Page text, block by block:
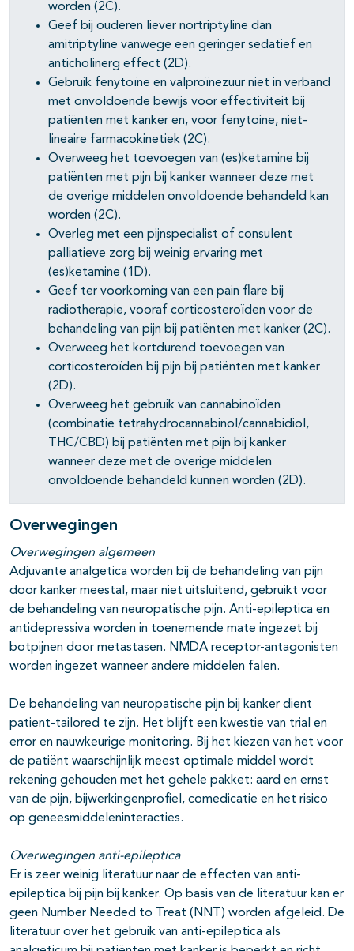
worden (2C).
Geef bij ouderen liever nortriptyline dan
amitriptyline vanwege een geringer sedatief en
anticholinerg effect (2D).
Gebruik fenytoïne en valproïnezuur niet in verband
met onvoldoende bewijs voor effectiviteit bij
patiënten met kanker en, voor fenytoine, niet-
lineaire farmacokinetiek (2C).
Overweeg het toevoegen van (es)ketamine bij
patiënten met pijn bij kanker wanneer deze met
de overige middelen onvoldoende behandeld kan
worden (2C).
Overleg met een pijnspecialist of consulent
palliatieve zorg bij weinig ervaring met
(es)ketamine (1D).
Geef ter voorkoming van een pain flare bij
radiotherapie, vooraf corticosteroïden voor de
behandeling van pijn bij patiënten met kanker (2C).
Overweeg het kortdurend toevoegen van
corticosteroïden bij pijn bij patiënten met kanker
(2D).
Overweeg het gebruik van cannabinoïden
(combinatie tetrahydrocannabinol/cannabidiol,
THC/CBD) bij patiënten met pijn bij kanker
wanneer deze met de overige middelen
onvoldoende behandeld kunnen worden (2D).
Overwegingen
Overwegingen algemeen
Adjuvante analgetica worden bij de behandeling van pijn
door kanker meestal, maar niet uitsluitend, gebruikt voor
de behandeling van neuropatische pijn. Anti-epileptica en
antidepressiva worden in toenemende mate ingezet bij
botpijnen door metastasen. NMDA receptor-antagonisten
worden ingezet wanneer andere middelen falen.
De behandeling van neuropatische pijn bij kanker dient
patient-tailored te zijn. Het blijft een kwestie van trial en
error en nauwkeurige monitoring. Bij het kiezen van het voor
de patiënt waarschijnlijk meest optimale middel wordt
rekening gehouden met het gehele pakket: aard en ernst
van de pijn, bijwerkingenprofiel, comedicatie en het risico
op geneesmiddeleninteracties.
Overwegingen anti-epileptica
Er is zeer weinig literatuur naar de effecten van anti-
epileptica bij pijn bij kanker. Op basis van de literatuur kan er
geen Number Needed to Treat (NNT) worden afgeleid. De
literatuur over het gebruik van anti-epileptica als